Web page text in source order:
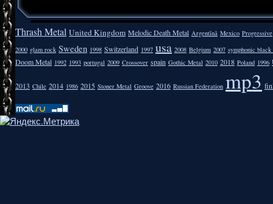
Thrash Metal United Kingdom Melodic Death Metal Argentīnā Mexico Progressive
2000 glam rock Sweden 1998 Switzerland 1997 usa 2008 Belgium 2007 symphonic
Doom Metal 1992 1993 portugal 2009 Crossover spain Gothic Metal 2010 2018 Poland 1996
2013 Chile 2014 1986 2015 Stoner Metal Groove 2016 Russian Federation mp3